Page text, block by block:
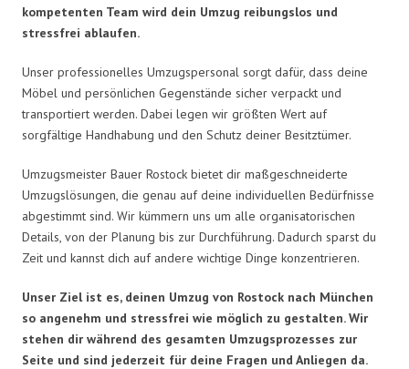
kompetenten Team wird dein Umzug reibungslos und
stressfrei ablaufen.
Unser professionelles Umzugspersonal sorgt dafür, dass deine
Möbel und persönlichen Gegenstände sicher verpackt und
transportiert werden. Dabei legen wir größten Wert auf
sorgfältige Handhabung und den Schutz deiner Besitztümer.
Umzugsmeister Bauer Rostock bietet dir maßgeschneiderte
Umzugslösungen, die genau auf deine individuellen Bedürfnisse
abgestimmt sind. Wir kümmern uns um alle organisatorischen
Details, von der Planung bis zur Durchführung. Dadurch sparst du
Zeit und kannst dich auf andere wichtige Dinge konzentrieren.
Unser Ziel ist es, deinen Umzug von Rostock nach München
so angenehm und stressfrei wie möglich zu gestalten. Wir
stehen dir während des gesamten Umzugsprozesses zur
Seite und sind jederzeit für deine Fragen und Anliegen da.